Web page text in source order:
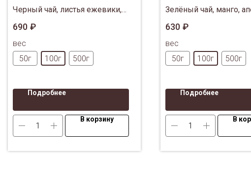
Черный чай, листья ежевики,
ягоды годжи, кусочки ягод
мяты, синий василек
690 ₽
вес
50г
100г 500г
Подробнее
В корзину
Зелёный чай, манго,
лепестки красной
630 ₽
вес
50г
100г 500г
Подробнее
В